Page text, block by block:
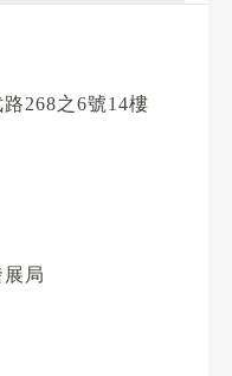
268之6號14樓
局